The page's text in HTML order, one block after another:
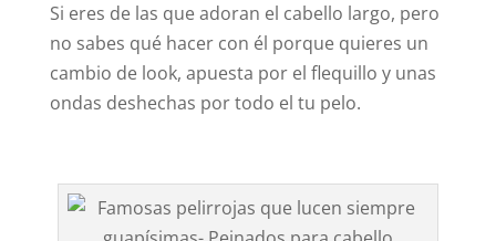
Si eres de las que adoran el cabello largo, pero
no sabes qué hacer con él porque quieres un
cambio de look, apuesta por el flequillo y unas
ondas deshechas por todo el tu pelo.